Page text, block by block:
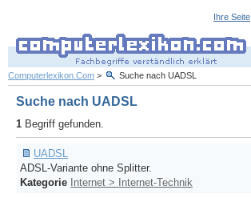
Ihre Seite
Computerlexikon.Com > Suche nach UADSL
Suche nach UADSL
1 Begriff gefunden.
UADSL
ADSL-Variante ohne Splitter.
Kategorie Internet > Internet-Technik